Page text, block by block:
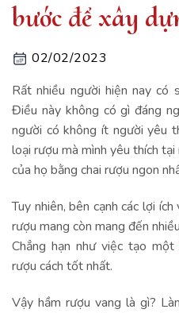
bước để xây
02/02/2023
Rất nhiều người hiện nay có
Điều này không có gì đáng
người có không ít người yêu
loại rượu mà mình yêu thích tại
của họ bằng chai rượu ngon
Tuy nhiên, bên cạnh các lợi
rượu mang còn mang đến
Chẳng hạn như việc tạo một
rượu cách tốt nhất.
Vậy hầm rượu vang là gì?